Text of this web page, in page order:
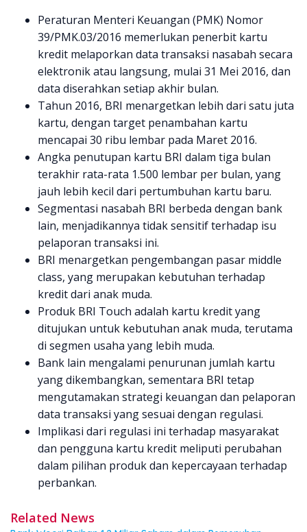
Peraturan Menteri Keuangan (PMK) Nomor
39/PMK.03/2016 memerlukan penerbit kartu
kredit melaporkan data transaksi nasabah secara
elektronik atau langsung, mulai 31 Mei 2016, dan
data diserahkan setiap akhir bulan.
Tahun 2016, BRI menargetkan lebih dari satu juta
kartu, dengan target penambahan kartu
mencapai 30 ribu lembar pada Maret 2016.
Angka penutupan kartu BRI dalam tiga bulan
terakhir rata-rata 1.500 lembar per bulan, yang
jauh lebih kecil dari pertumbuhan kartu baru.
Segmentasi nasabah BRI berbeda dengan bank
lain, menjadikannya tidak sensitif terhadap isu
pelaporan transaksi ini.
BRI menargetkan pengembangan pasar middle
class, yang merupakan kebutuhan terhadap
kredit dari anak muda.
Produk BRI Touch adalah kartu kredit yang
ditujukan untuk kebutuhan anak muda, terutama
di segmen usaha yang lebih muda.
Bank lain mengalami penurunan jumlah kartu
yang dikembangkan, sementara BRI tetap
mengutamakan strategi keuangan dan pelaporan
data transaksi yang sesuai dengan regulasi.
Implikasi dari regulasi ini terhadap masyarakat
dan pengguna kartu kredit meliputi perubahan
dalam pilihan produk dan kepercayaan terhadap
perbankan.
Related News